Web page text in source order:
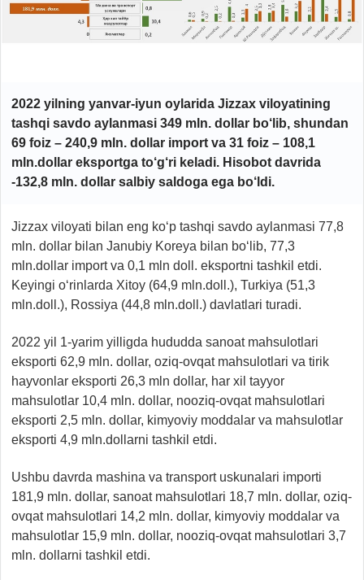
2022 yilning yanvar-iyun oylarida Jizzax viloyatining
tashqi savdo aylanmasi 349 mln. dollar bo‘lib, shundan
69 foiz – 240,9 mln. dollar import va 31 foiz – 108,1
mln.dollar eksportga to‘g‘ri keladi. Hisobot davrida
-132,8 mln. dollar salbiy saldoga ega bo‘ldi.
Jizzax viloyati bilan eng ko‘p tashqi savdo aylanmasi 77,8
mln. dollar bilan Janubiy Koreya bilan bo‘lib, 77,3
mln.dollar import va 0,1 mln doll. eksportni tashkil etdi.
Keyingi o‘rinlarda Xitoy (64,9 mln.doll.), Turkiya (51,3
mln.doll.), Rossiya (44,8 mln.doll.) davlatlari turadi.
2022 yil 1-yarim yilligda hududda sanoat mahsulotlari
eksporti 62,9 mln. dollar, oziq-ovqat mahsulotlari va tirik
hayvonlar eksporti 26,3 mln dollar, har xil tayyor
mahsulotlar 10,4 mln. dollar, nooziq-ovqat mahsulotlari
eksporti 2,5 mln. dollar, kimyoviy moddalar va mahsulotlar
eksporti 4,9 mln.dollarni tashkil etdi.
Ushbu davrda mashina va transport uskunalari importi
181,9 mln. dollar, sanoat mahsulotlari 18,7 mln. dollar, oziq-
ovqat mahsulotlari 14,2 mln. dollar, kimyoviy moddalar va
mahsulotlar 15,9 mln. dollar, nooziq-ovqat mahsulotlari 3,7
mln. dollarni tashkil etdi.